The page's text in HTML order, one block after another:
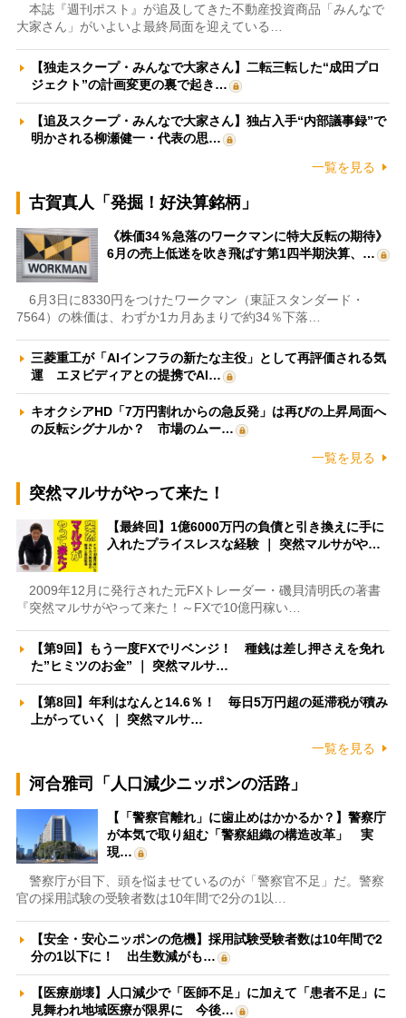
本誌『週刊ポスト』が追及してきた不動産投資商品「みんなで
大家さん」がいよいよ最終局面を迎えている…
【独走スクープ・みんなで大家さん】二転三転した“成田プロ
ジェクト”の計画変更の裏で起き…
【追及スクープ・みんなで大家さん】独占入手“内部議事録”で
明かされる柳瀬健一・代表の思…
一覧を見る
古賀真人「発掘！好決算銘柄」
《株価34％急落のワークマンに特大反転の期待》
6月の売上低迷を吹き飛ばす第1四半期決算、…
6月3日に8330円をつけたワークマン（東証スタンダード・
7564）の株価は、わずか1カ月あまりで約34％下落…
三菱重工が「AIインフラの新たな主役」として再評価される気
運 エヌビディアとの提携でAI…
キオクシアHD「7万円割れからの急反発」は再びの上昇局面へ
の反転シグナルか？ 市場のムー…
一覧を見る
突然マルサがやって来た！
【最終回】1億6000万円の負債と引き換えに手に
入れたプライスレスな経験 ｜ 突然マルサがや…
2009年12月に発行された元FXトレーダー・磯貝清明氏の著書
『突然マルサがやって来た！～FXで10億円稼い…
【第9回】もう一度FXでリベンジ！ 種銭は差し押さえを免れ
た”ヒミツのお金” ｜ 突然マルサ…
【第8回】年利はなんと14.6％！ 毎日5万円超の延滞税が積み
上がっていく ｜ 突然マルサ…
一覧を見る
河合雅司「人口減少ニッポンの活路」
【「警察官離れ」に歯止めはかかるか？】警察庁
が本気で取り組む「警察組織の構造改革」 実
現…
警察庁が目下、頭を悩ませているのが「警察官不足」だ。警察
官の採用試験の受験者数は10年間で2分の1以…
【安全・安心ニッポンの危機】採用試験受験者数は10年間で2
分の1以下に！ 出生数減がも…
【医療崩壊】人口減少で「医師不足」に加えて「患者不足」に
見舞われ地域医療が限界に 今後…